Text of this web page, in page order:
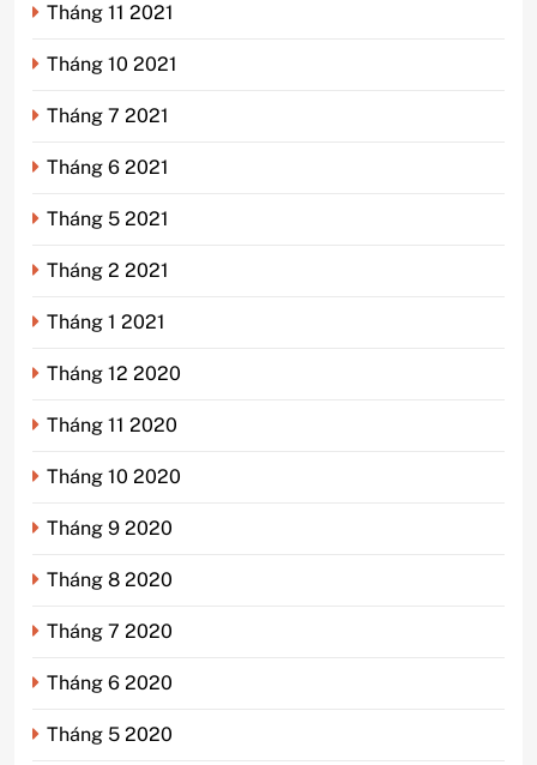
Tháng 11 2021
Tháng 10 2021
Tháng 7 2021
Tháng 6 2021
Tháng 5 2021
Tháng 2 2021
Tháng 1 2021
Tháng 12 2020
Tháng 11 2020
Tháng 10 2020
Tháng 9 2020
Tháng 8 2020
Tháng 7 2020
Tháng 6 2020
Tháng 5 2020